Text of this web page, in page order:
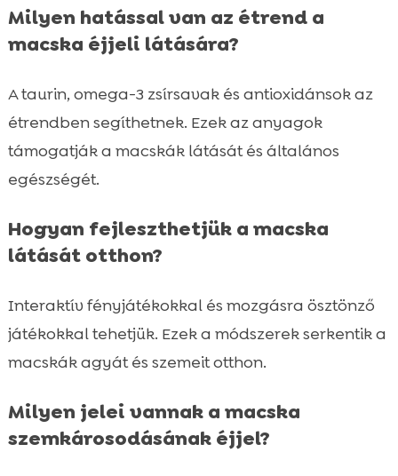
Milyen hatással van az étrend a
macska éjjeli látására?
A taurin, omega-3 zsírsavak és antioxidánsok az
étrendben segíthetnek. Ezek az anyagok
támogatják a macskák látását és általános
egészségét.
Hogyan fejleszthetjük a macska
látását otthon?
Interaktív fényjátékokkal és mozgásra ösztönző
játékokkal tehetjük. Ezek a módszerek serkentik a
macskák agyát és szemeit otthon.
Milyen jelei vannak a macska
szemkárosodásának éjjel?